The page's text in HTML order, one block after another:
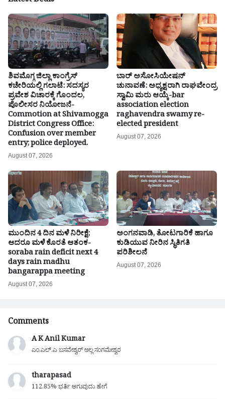
ಶಿವಮೊಗ್ಗ ಜಿಲ್ಲಾ ಕಾಂಗ್ರೆಸ್
ಕಚೇರಿಯಲ್ಲಿ ಗಲಾಟೆ: ಸದಸ್ಯರ
ಪ್ರವೇಶ ವಿಚಾರಕ್ಕೆ ಗೊಂದಲ,
ಪೊಲೀಸರ ನಿಯೋಜನೆ-
Commotion at Shivamogga
District Congress Office:
Confusion over member
entry; police deployed.
August 07, 2026
ಬಾರ್ ಅಸೋಸಿಯೇಷನ್
ಚುನಾವಣೆ: ಅಧ್ಯಕ್ಷರಾಗಿ ರಾಘವೇಂದ್ರ
ಸ್ವಾಮಿ ಮರು ಆಯ್ಕೆ-bar
association election
raghavendra swamy re-
elected president
August 07, 2026
ಮುಂದಿನ 4 ದಿನ ಮಳೆ ನಿರೀಕ್ಷೆ;
ಆದರೂ ಮಳೆ ಕೊರತೆ ಆತಂಕ-
soraba rain deficit next 4
days rain madhu
bangarappa meeting
August 07, 2026
ಅಂಗನವಾಡಿ, ತೋಟಗಾರಿಕೆ ಹಾಗೂ
ಕುಡಿಯುವ ನೀರಿನ ಸ್ಥಿತಿಗತಿ
ಪರಿಶೀಲನೆ
August 07, 2026
Comments
A K Anil Kumar
ಎಂ.ಎಲ್.ಎ ಬಸವೇಶ್ವರ್ ಅಲ್ಲ ಸಂಗಮೇಶ್ವರ
tharapasad
112.85% ಭರ್ತಿ ಆಗುವುದು ಹೇಗೆ